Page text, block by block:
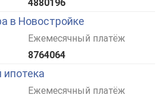
4880196
в Новостройке
Ежемесячный платёж
8764064
Ежемесячный платёж